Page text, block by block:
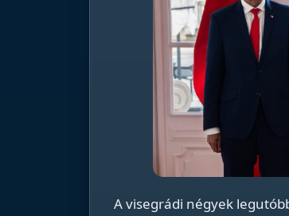
A visegrádi négyek